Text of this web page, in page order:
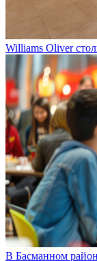
Williams Oliver
В Басманном